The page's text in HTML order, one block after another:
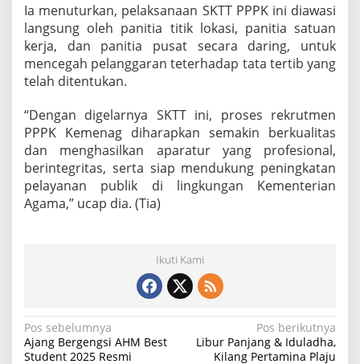
Ia menuturkan, pelaksanaan SKTT PPPK ini diawasi
langsung oleh panitia titik lokasi, panitia satuan
kerja, dan panitia pusat secara daring, untuk
mencegah pelanggaran teterhadap tata tertib yang
telah ditentukan.
“Dengan digelarnya SKTT ini, proses rekrutmen
PPPK Kemenag diharapkan semakin berkualitas
dan menghasilkan aparatur yang profesional,
berintegritas, serta siap mendukung peningkatan
pelayanan publik di lingkungan Kementerian
Agama,” ucap dia. (Tia)
Ikuti Kami
N
a
Pos sebelumnya
Ajang Bergengsi AHM Best
Student 2025 Resmi
Pos berikutnya
Libur Panjang & Iduladha,
Kilang Pertamina Plaju